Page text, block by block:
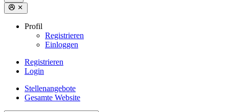
Profil
Registrieren
Einloggen
Registrieren
Login
Stellenangebote
Gesamte Website